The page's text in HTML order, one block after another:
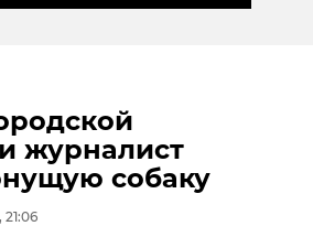
журналист
собаку
21:06